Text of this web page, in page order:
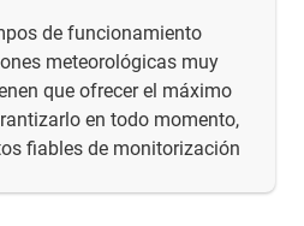
de funcionamiento
meteorológicas muy
que ofrecer el máximo
en todo momento,
fiables de monitorización